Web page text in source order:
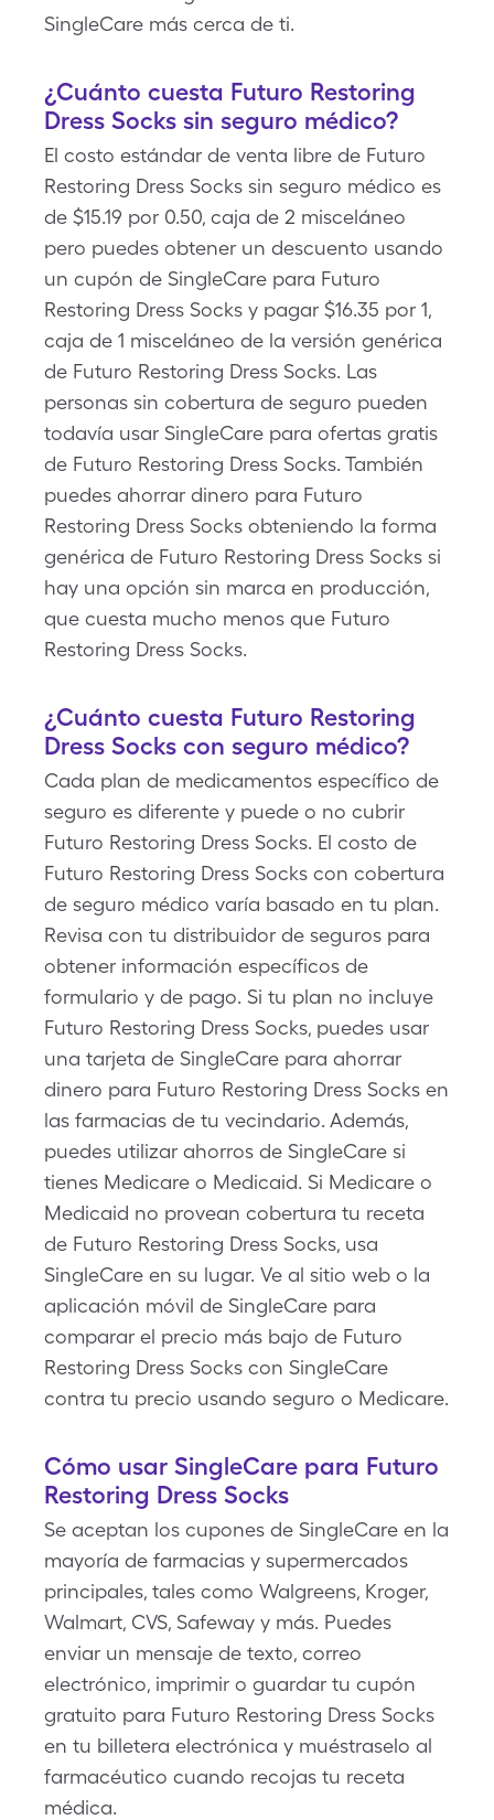
SingleCare más cerca de ti.
¿Cuánto cuesta Futuro Restoring
Dress Socks sin seguro médico?
El costo estándar de venta libre de Futuro
Restoring Dress Socks sin seguro médico es
de $15.19 por 0.50, caja de 2 misceláneo
pero puedes obtener un descuento usando
un cupón de SingleCare para Futuro
Restoring Dress Socks y pagar $16.35 por 1,
caja de 1 misceláneo de la versión genérica
de Futuro Restoring Dress Socks. Las
personas sin cobertura de seguro pueden
todavía usar SingleCare para ofertas gratis
de Futuro Restoring Dress Socks. También
puedes ahorrar dinero para Futuro
Restoring Dress Socks obteniendo la forma
genérica de Futuro Restoring Dress Socks si
hay una opción sin marca en producción,
que cuesta mucho menos que Futuro
Restoring Dress Socks.
¿Cuánto cuesta Futuro Restoring
Dress Socks con seguro médico?
Cada plan de medicamentos específico de
seguro es diferente y puede o no cubrir
Futuro Restoring Dress Socks. El costo de
Futuro Restoring Dress Socks con cobertura
de seguro médico varía basado en tu plan.
Revisa con tu distribuidor de seguros para
obtener información específicos de
formulario y de pago. Si tu plan no incluye
Futuro Restoring Dress Socks, puedes usar
una tarjeta de SingleCare para ahorrar
dinero para Futuro Restoring Dress Socks en
las farmacias de tu vecindario. Además,
puedes utilizar ahorros de SingleCare si
tienes Medicare o Medicaid. Si Medicare o
Medicaid no provean cobertura tu receta
de Futuro Restoring Dress Socks, usa
SingleCare en su lugar. Ve al sitio web o la
aplicación móvil de SingleCare para
comparar el precio más bajo de Futuro
Restoring Dress Socks con SingleCare
contra tu precio usando seguro o Medicare.
Cómo usar SingleCare para Futuro
Restoring Dress Socks
Se aceptan los cupones de SingleCare en la
mayoría de farmacias y supermercados
principales, tales como Walgreens, Kroger,
Walmart, CVS, Safeway y más. Puedes
enviar un mensaje de texto, correo
electrónico, imprimir o guardar tu cupón
gratuito para Futuro Restoring Dress Socks
en tu billetera electrónica y muéstraselo al
farmacéutico cuando recojas tu receta
médica.